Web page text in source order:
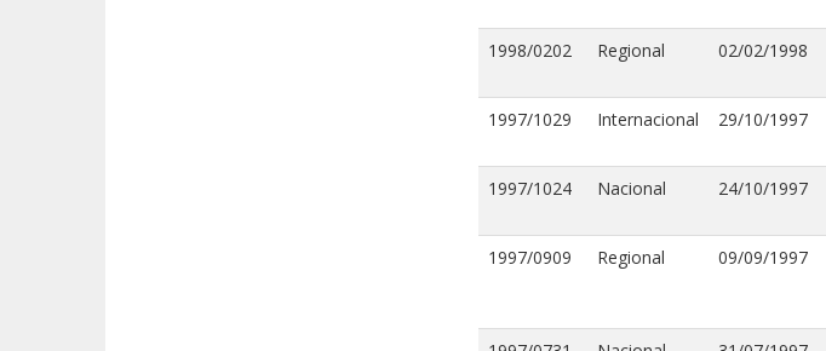
1998/0202 Regional 02/02/1998
1997/1029 Internacional 29/10/1997
1997/1024 Nacional 24/10/1997
1997/0909 Regional 09/09/1997